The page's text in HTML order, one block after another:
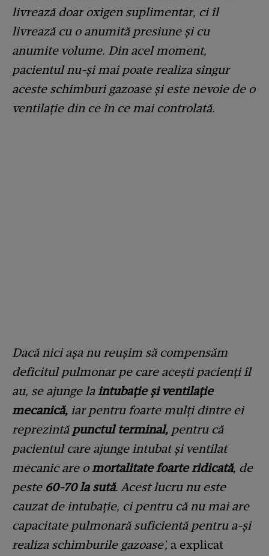
livrează doar oxigen suplimentar, ci îl
livrează cu o anumită presiune și cu
anumite volume. Din acel moment,
pacientul nu-și mai poate realiza singur
aceste schimburi gazoase și este nevoie de o
ventilație din ce în ce mai controlată.
Dacă nici așa nu reușim să compensăm
deficitul pulmonar pe care acești pacienți îl
au, se ajunge laintubație și ventilație
mecanică, iar pentru foarte mulți dintre ei
reprezintă punctul terminal, pentru că
pacientul care ajunge intubat și ventilat
mecanic are omortalitate foarte ridicată, de
peste 60-70 la sută. Acest lucru nu este
cauzat de intubație, ci pentru că nu mai are
capacitate pulmonară suficientă pentru a-și
realiza schimburile gazoase', a explicat